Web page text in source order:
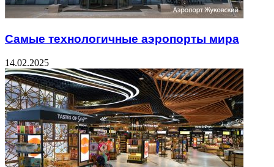
Самые технологичные аэропорты мира
14.02.2025